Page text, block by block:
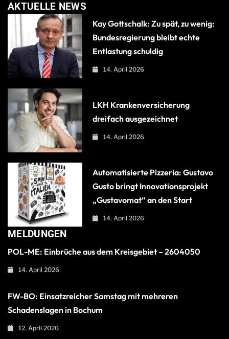
AKTUELLE NEWS
Kay Gottschalk: Zu spät, zu wenig:
Bundesregierung bleibt echte
Entlastung schuldig
14. April 2026
LKH Krankenversicherung
dreifach ausgezeichnet
14. April 2026
Automatisierte Pizzeria: Gustavo
Gusto bringt Innovationsprojekt
„Gustavomat“ an den Start
14. April 2026
MELDUNGEN
POL-ME: Einbrüche aus dem Kreisgebiet – 2604050
14. April 2026
FW-BO: Einsatzreicher Samstag mit mehreren
Schadenslagen in Bochum
12. April 2026